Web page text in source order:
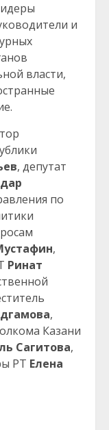
и
власти,
, депутат
по
,
Ринат
,
Казани
Сагитова,
РТ Елена